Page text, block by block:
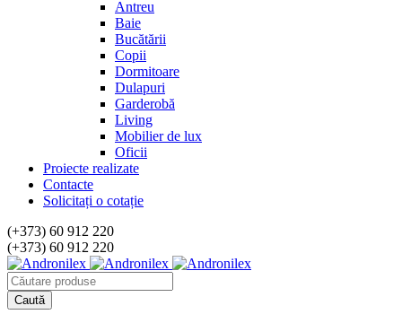
Antreu
Baie
Bucătării
Copii
Dormitoare
Dulapuri
Garderobă
Living
Mobilier de lux
Oficii
Proiecte realizate
Contacte
Solicitați o cotație
(+373) 60 912 220
(+373) 60 912 220